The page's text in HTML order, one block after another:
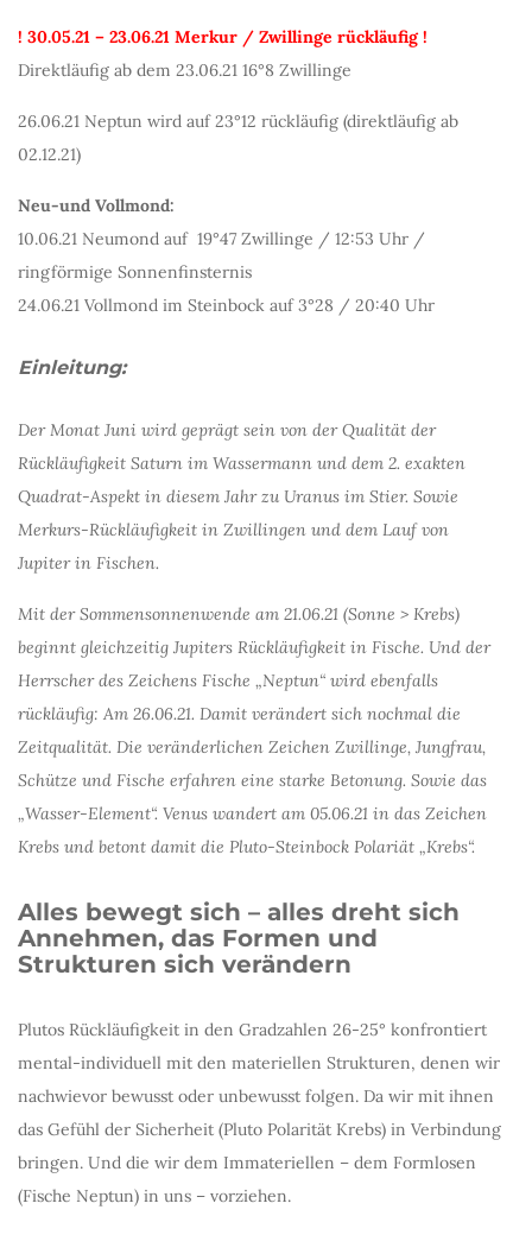
! 30.05.21 – 23.06.21 Merkur / Zwillinge rückläufig !
Direktläufig ab dem 23.06.21 16°8 Zwillinge
26.06.21 Neptun wird auf 23°12 rückläufig (direktläufig ab
02.12.21)
Neu-und Vollmond:
10.06.21 Neumond auf 19°47 Zwillinge / 12:53 Uhr /
ringförmige Sonnenfinsternis
24.06.21 Vollmond im Steinbock auf 3°28 / 20:40 Uhr
Einleitung:
Der Monat Juni wird geprägt sein von der Qualität der
Rückläufigkeit Saturn im Wassermann und dem 2. exakten
Quadrat-Aspekt in diesem Jahr zu Uranus im Stier. Sowie
Merkurs-Rückläufigkeit in Zwillingen und dem Lauf von
Jupiter in Fischen.
Mit der Sommensonnenwende am 21.06.21 (Sonne > Krebs)
beginnt gleichzeitig Jupiters Rückläufigkeit in Fische. Und der
Herrscher des Zeichens Fische „Neptun“ wird ebenfalls
rückläufig: Am 26.06.21. Damit verändert sich nochmal die
Zeitqualität. Die veränderlichen Zeichen Zwillinge, Jungfrau,
Schütze und Fische erfahren eine starke Betonung. Sowie das
„Wasser-Element“. Venus wandert am 05.06.21 in das Zeichen
Krebs und betont damit die Pluto-Steinbock Polariät „Krebs“.
Alles bewegt sich – alles dreht sich
Annehmen, das Formen und
Strukturen sich verändern
Plutos Rückläufigkeit in den Gradzahlen 26-25° konfrontiert
mental-individuell mit den materiellen Strukturen, denen wir
nachwievor bewusst oder unbewusst folgen. Da wir mit ihnen
das Gefühl der Sicherheit (Pluto Polarität Krebs) in Verbindung
bringen. Und die wir dem Immateriellen – dem Formlosen
(Fische Neptun) in uns – vorziehen.